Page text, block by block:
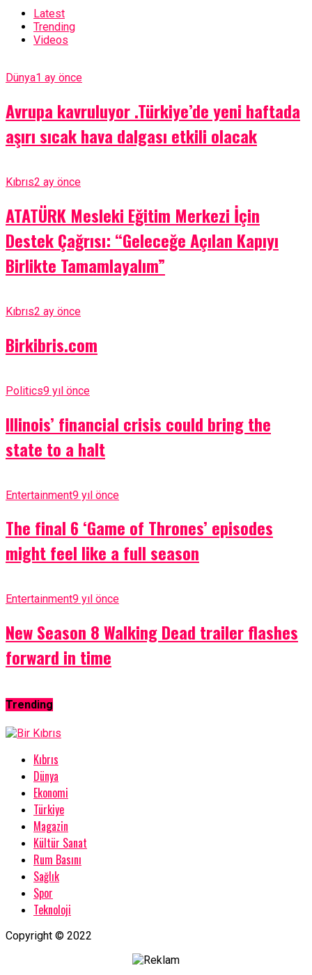
Latest
Trending
Videos
Dünya1 ay önce
Avrupa kavruluyor .Türkiye’de yeni haftada
aşırı sıcak hava dalgası etkili olacak
Kıbrıs2 ay önce
ATATÜRK Mesleki Eğitim Merkezi İçin
Destek Çağrısı: “Geleceğe Açılan Kapıyı
Birlikte Tamamlayalım”
Kıbrıs2 ay önce
Birkibris.com
Politics9 yıl önce
Illinois’ financial crisis could bring the
state to a halt
Entertainment9 yıl önce
The final 6 ‘Game of Thrones’ episodes
might feel like a full season
Entertainment9 yıl önce
New Season 8 Walking Dead trailer flashes
forward in time
Trending
Kıbrıs
Dünya
Ekonomi
Türkiye
Magazin
Kültür Sanat
Rum Basını
Sağlık
Spor
Teknoloji
Copyright © 2022